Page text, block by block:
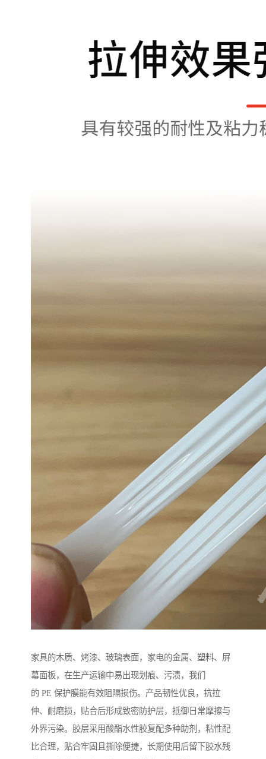
家具的木质、烤漆、玻璃表面，家电的金属、塑料、屏
幕面板，在生产运输中易出现划痕、污渍，我们
的 PE 保护膜能有效阻隔损伤。产品韧性优良，抗拉
伸、耐磨损，贴合后形成致密防护层，抵御日常摩擦与
外界污染。胶层采用酸酯水性胶复配多种助剂，粘性配
比合理，贴合牢固且撕除便捷，长期使用后留下胶水残